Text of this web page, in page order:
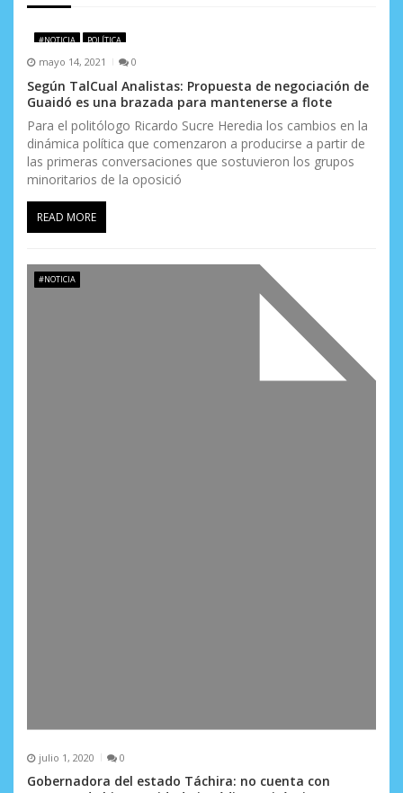
d
e
e
n
t
r
a
d
a
#NOTICIA POLÍTICA
mayo 14, 2021 0
Según TalCual Analistas: Propuesta de negociación de
Guaidó es una brazada para mantenerse a flote
Para el politólogo Ricardo Sucre Heredia los cambios en la
dinámica política que comenzaron a producirse a partir de
las primeras conversaciones que sostuvieron los grupos
minoritarios de la oposició
READ MORE
#NOTICIA
julio 1, 2020 0
Gobernadora del estado Táchira: no cuenta con